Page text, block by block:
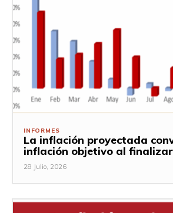
INFORMES
La inflación proyectada
inflación objetivo al
28 Julio, 2026